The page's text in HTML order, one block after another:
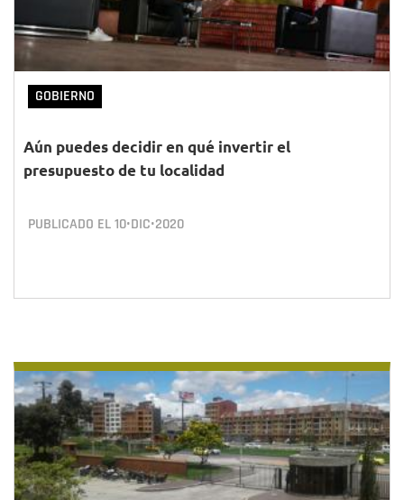
GOBIERNO
Aún puedes decidir en qué invertir el
presupuesto de tu localidad
PUBLICADO EL10•DIC•2020